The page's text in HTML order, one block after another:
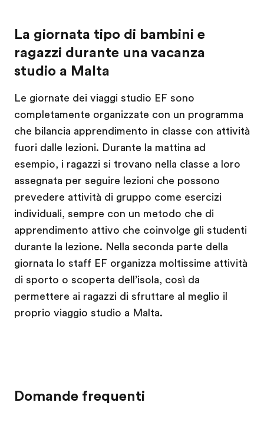
La giornata tipo di bambini e
ragazzi durante una vacanza
studio a Malta
Le giornate dei viaggi studio EF sono
completamente organizzate con un programma
che bilancia apprendimento in classe con attività
fuori dalle lezioni. Durante la mattina ad
esempio, i ragazzi si trovano nella classe a loro
assegnata per seguire lezioni che possono
prevedere attività di gruppo come esercizi
individuali, sempre con un metodo che di
apprendimento attivo che coinvolge gli studenti
durante la lezione. Nella seconda parte della
giornata lo staff EF organizza moltissime attività
di sporto o scoperta dell’isola, così da
permettere ai ragazzi di sfruttare al meglio il
proprio viaggio studio a Malta.
Domande frequenti